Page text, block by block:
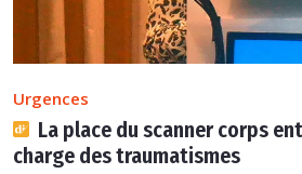
Urgences
La place du scanner corps
charge des traumatismes